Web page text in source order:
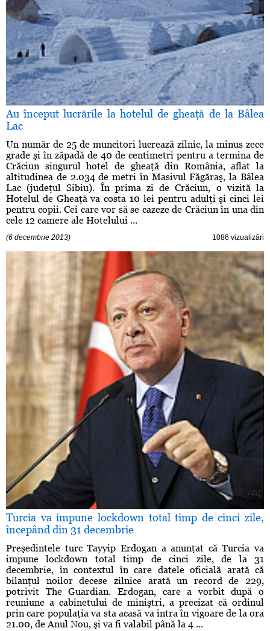
Au început lucrările la hotelul de gheaţă de la Bâlea
Lac
Un număr de 25 de muncitori lucrează zilnic, la minus zece
grade şi în zăpadă de 40 de centimetri pentru a termina de
Crăciun singurul hotel de gheaţă din România, aflat la
altitudinea de 2.034 de metri în Masivul Făgăraş, la Bâlea
Lac (judeţul Sibiu). În prima zi de Crăciun, o vizită la
Hotelul de Gheaţă va costa 10 lei pentru adulţi şi cinci lei
pentru copii. Cei care vor să se cazeze de Crăciun în una din
cele 12 camere ale Hotelului ...
(6 decembrie 2013) 1086 vizualizări
Turcia va impune lockdown total timp de cinci zile,
începând din 31 decembrie
Preşedintele turc Tayyip Erdogan a anunţat că Turcia va
impune lockdown total timp de cinci zile, de la 31
decembrie, în contextul în care datele oficială arată că
bilanţul noilor decese zilnice arată un record de 229,
potrivit The Guardian. Erdogan, care a vorbit după o
reuniune a cabinetului de miniştri, a precizat că ordinul
prin care populaţia va sta acasă va intra în vigoare de la ora
21.00, de Anul Nou, şi va fi valabil până la 4 ...